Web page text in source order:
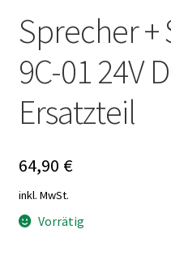
Sprecher +
9C-01 24V
Ersatzteil
64,90 €
inkl. MwSt.
Vorrätig